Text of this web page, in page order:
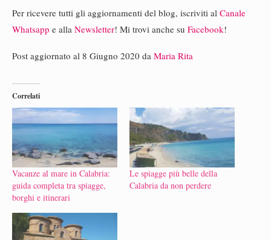
Per ricevere tutti gli aggiornamenti del blog, iscriviti al Canale
Whatsapp e alla Newsletter! Mi trovi anche su Facebook!
Post aggiornato al 8 Giugno 2020 da Maria Rita
Correlati
Vacanze al mare in Calabria:
guida completa tra spiagge,
borghi e itinerari
Le spiagge più belle della
Calabria da non perdere